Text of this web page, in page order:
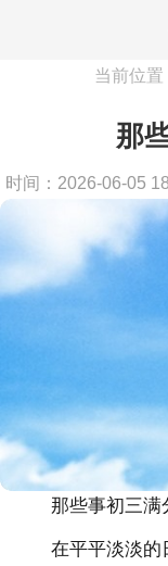
当前位置
那
时间：2026-06-05
那些事初三满
在平平淡淡的